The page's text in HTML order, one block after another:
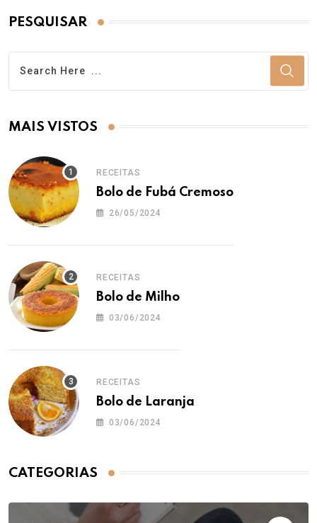
PESQUISAR
MAIS VISTOS
RECEITAS
Bolo de Fubá Cremoso
26/05/2024
RECEITAS
Bolo de Milho
03/06/2024
RECEITAS
Bolo de Laranja
03/06/2024
CATEGORIAS